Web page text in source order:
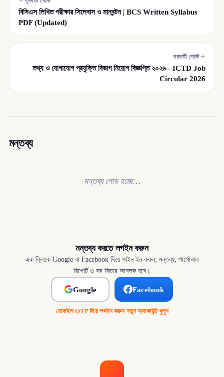
বিসিএস লিখিত পরীক্ষার সিলেবাস ও মানবন্টন | BCS Written Syllabus
PDF (Updated)
পরবর্তী পোস্ট
তথ্য ও যোগাযোগ প্রযুক্তি বিভাগ নিয়োগ বিজ্ঞপ্তি ২০২৬ - ICTD Job
Circular 2026
মন্তব্য
মন্তব্য লোড হচ্ছে…
মন্তব্য করতে লগইন করুন
এক ক্লিকে Google বা Facebook দিয়ে সাইন ইন করুন; মন্তব্য, পার্সোনাল
রিপোর্ট ও সব ফিচার আনলক হবে।
Google Facebook
মোবাইল OTP দিয়ে লগইন করুন·নতুন অ্যাকাউন্ট খুলুন